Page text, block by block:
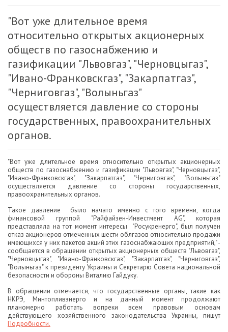
"Вот уже длительное время
относительно открытых акционерных
обществ по газоснабжению и
газификации "Львовгаз", "Черновцыгаз",
"Ивано-Франковскгаз", "Закарпатгаз",
"Черниговгаз", "Волыньгаз"
осуществляется давление со стороны
государственных, правоохранительных
органов.
"Вот уже длительное время относительно открытых акционерных
обществ по газоснабжению и газификации "Львовгаз", "Черновцыгаз",
"Ивано-Франковскгаз", "Закарпатгаз", "Черниговгаз", "Волыньгаз"
осуществляется давление со стороны государственных,
правоохранительных органов.
Такое давление было начато именно с того времени, когда
финансовой группой "Райфайзен-Инвестмент АG", которая
представляла на тот момент интересы "Росукренерго", был получен
отказ акционеров отмеченных шести облгазов относительно продажи
имеющихся у них пакетов акций этих газоснабжающих предприятий," -
сообщается в обращении открытых акционерных обществ "Львовгаз",
"Черновцыгаз", "Ивано-Франковскгаз", "Закарпатгаз", "Черниговгаз",
"Волыньгаз" к президенту Украины и Секретарю Совета национальной
безопасности и обороны Виталию Гайдуку.
В обращении отмечается, что государственные органы, такие как
НКРЭ, Минтопливэнерго и на данный момент продолжают
планомерно работать вопреки всем правовым основам
действующего хозяйственного законодательства Украины, пишут
Подробности.